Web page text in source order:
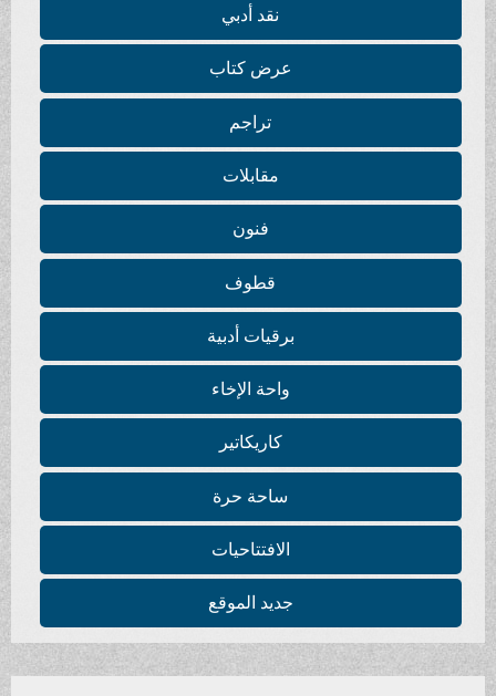
نقد أدبي
عرض كتاب
تراجم
مقابلات
فنون
قطوف
برقيات أدبية
واحة الإخاء
كاريكاتير
ساحة حرة
الافتتاحيات
جديد الموقع